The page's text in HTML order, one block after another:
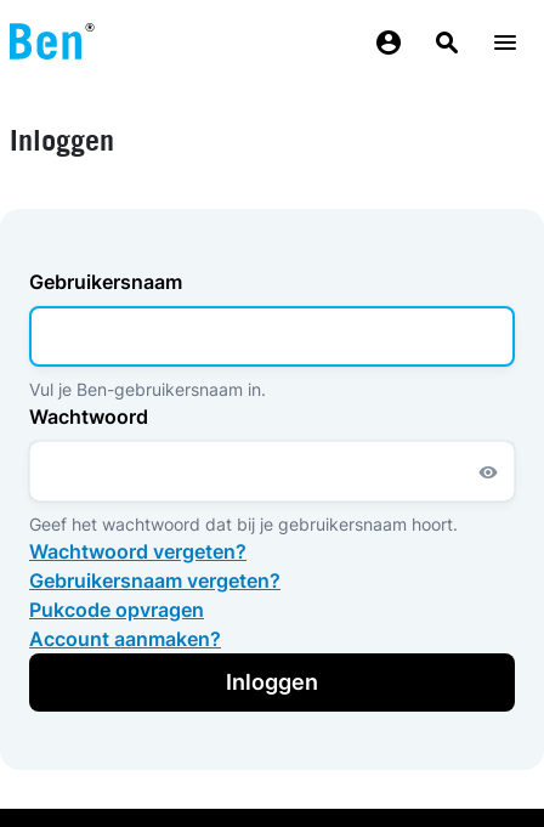
Inloggen
Gebruikersnaam
Vul je Ben-gebruikersnaam in.
Wachtwoord
Geef het wachtwoord dat bij je gebruikersnaam hoort.
Wachtwoord vergeten?
Gebruikersnaam vergeten?
Pukcode opvragen
Account aanmaken?
Inloggen